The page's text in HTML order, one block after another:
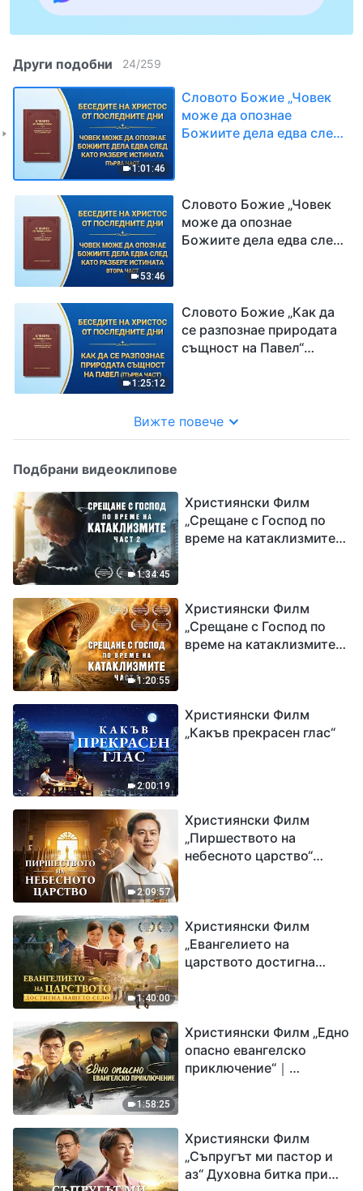
Други подобни 24/259
1:01:46
Словото Божие „Човек
може да опознае
Божиите дела едва след
53:46
Словото Божие „Човек
може да опознае
Божиите дела едва след
1:25:12
Словото Божие „Как да
се разпознае природата
същност на Павел“
Вижте повече
Подбрани видеоклипове
1:34:45
Християнски Филм
„Срещане с Господ по
време на катаклизмите“
1:20:55
Християнски Филм
„Срещане с Господ по
време на катаклизмите“
2:00:19
Християнски Филм
„Какъв прекрасен глас“
2:09:57
Християнски Филм
„Пиршеството на
небесното царство“
1:40:00
Християнски Филм
„Евангелието на
царството достигна
1:58:25
Християнски Филм „Едно
опасно евангелско
приключение“｜
Исус
Християнски Филм
„Съпругът ми пастор и
аз“ Духовна битка при